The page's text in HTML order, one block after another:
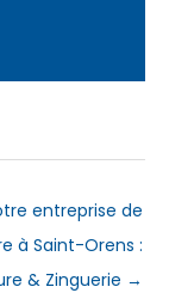
entreprise de
à Saint-Orens :
& Zinguerie →